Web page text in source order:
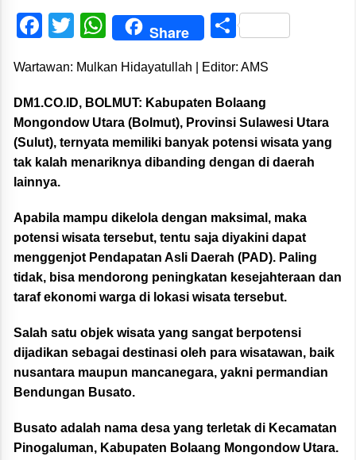
Facebook
Twitter
WhatsApp
Share Share
Wartawan: Mulkan Hidayatullah | Editor: AMS
DM1.CO.ID, BOLMUT: Kabupaten Bolaang
Mongondow Utara (Bolmut), Provinsi Sulawesi Utara
(Sulut), ternyata memiliki banyak potensi wisata yang
tak kalah menariknya dibanding dengan di daerah
lainnya.
Apabila mampu dikelola dengan maksimal, maka
potensi wisata tersebut, tentu saja diyakini dapat
menggenjot Pendapatan Asli Daerah (PAD). Paling
tidak, bisa mendorong peningkatan kesejahteraan dan
taraf ekonomi warga di lokasi wisata tersebut.
Salah satu objek wisata yang sangat berpotensi
dijadikan sebagai destinasi oleh para wisatawan, baik
nusantara maupun mancanegara, yakni permandian
Bendungan Busato.
Busato adalah nama desa yang terletak di Kecamatan
Pinogaluman, Kabupaten Bolaang Mongondow Utara.